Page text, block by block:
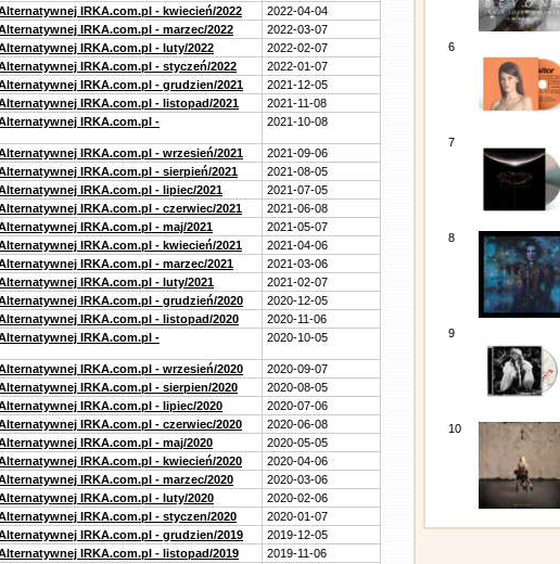
IRKA.com.pl - kwiecień/2022
2022-04-04
IRKA.com.pl - marzec/2022
2022-03-07
IRKA.com.pl - luty/2022
2022-02-07
IRKA.com.pl - styczeń/2022
2022-01-07
IRKA.com.pl - grudzien/2021
2021-12-05
IRKA.com.pl - listopad/2021
2021-11-08
IRKA.com.pl -
2021-10-08
IRKA.com.pl - wrzesień/2021
2021-09-06
IRKA.com.pl - sierpień/2021
2021-08-05
IRKA.com.pl - lipiec/2021
2021-07-05
IRKA.com.pl - czerwiec/2021
2021-06-08
IRKA.com.pl - maj/2021
2021-05-07
IRKA.com.pl - kwiecień/2021
2021-04-06
IRKA.com.pl - marzec/2021
2021-03-06
IRKA.com.pl - luty/2021
2021-02-07
IRKA.com.pl - grudzień/2020
2020-12-05
IRKA.com.pl - listopad/2020
2020-11-06
IRKA.com.pl -
2020-10-05
IRKA.com.pl - wrzesień/2020
2020-09-07
IRKA.com.pl - sierpien/2020
2020-08-05
IRKA.com.pl - lipiec/2020
2020-07-06
IRKA.com.pl - czerwiec/2020
2020-06-08
IRKA.com.pl - maj/2020
2020-05-05
IRKA.com.pl - kwiecień/2020
2020-04-06
IRKA.com.pl - marzec/2020
2020-03-06
IRKA.com.pl - luty/2020
2020-02-06
IRKA.com.pl - styczen/2020
2020-01-07
IRKA.com.pl - grudzien/2019
2019-12-05
IRKA.com.pl - listopad/2019
2019-11-06
6
7
8
9
10